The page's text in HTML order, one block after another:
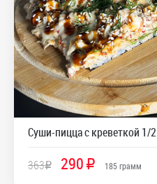
Суши-пицца с креветкой 1/2
363R 290R 185грамм